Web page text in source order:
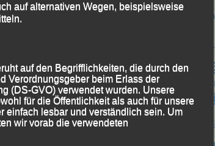
auf alternativen Wegen, beispielsweise
auf den Begrifflichkeiten, die durch den
Verordnungsgeber beim Erlass der
(DS-GVO) verwendet wurden. Unsere
für die Öffentlichkeit als auch für unsere
einfach lesbar und verständlich sein. Um
wir vorab die verwendeten